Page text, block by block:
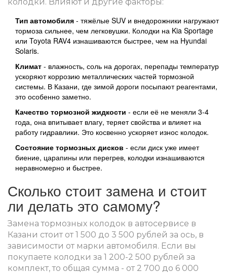
Тип автомобиля - тяжёлые SUV и внедорожники нагружают
тормоза сильнее, чем легковушки. Колодки на Kia Sportage
или Toyota RAV4 изнашиваются быстрее, чем на Hyundai
Solaris.
Климат - влажность, соль на дорогах, перепады температур
ускоряют коррозию металлических частей тормозной
системы. В Казани, где зимой дороги посыпают реагентами,
это особенно заметно.
Качество тормозной жидкости - если её не меняли 3-4
года, она впитывает влагу, теряет свойства и влияет на
работу гидравлики. Это косвенно ускоряет износ колодок.
Состояние тормозных дисков - если диск уже имеет
биение, царапины или перегрев, колодки изнашиваются
неравномерно и быстрее.
Сколько стоит замена и стоит
ли делать это самому?
Замена тормозных колодок в автосервисе в
Казани стоит от 1 500 до 3 500 рублей за ось, в
зависимости от марки автомобиля. Если вы
покупаете колодки за 1 200-2 500 рублей за
комплект, то общая сумма - от 2 700 до 6 000